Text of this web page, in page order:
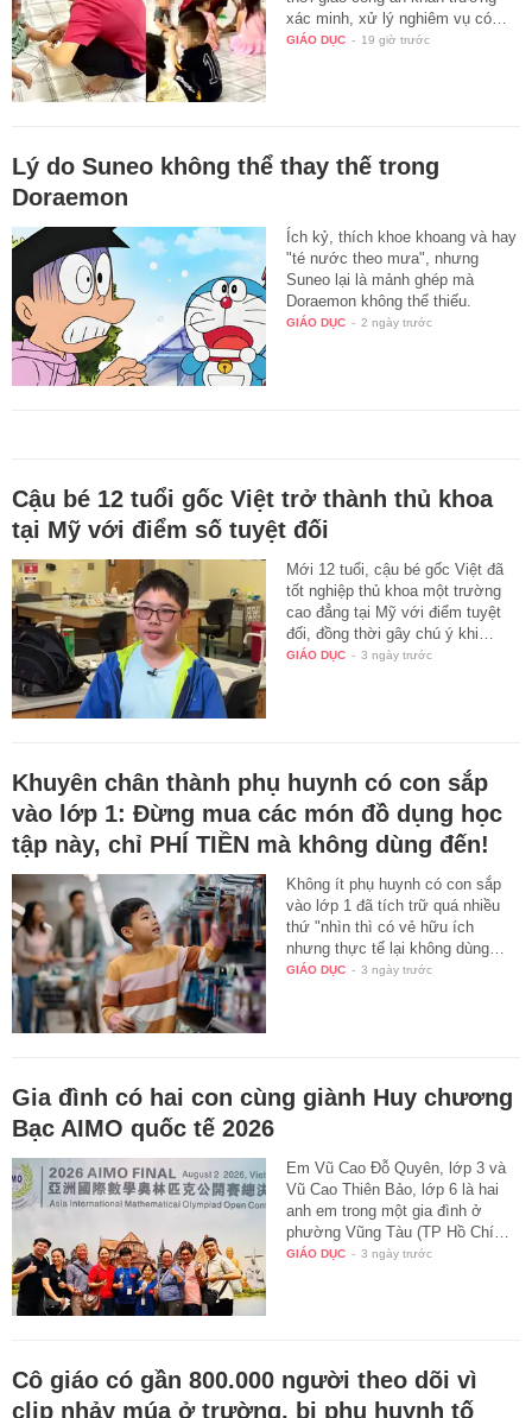
xác minh, xử lý nghiêm vụ có…
GIÁO DỤC - 19 giờ trước
Lý do Suneo không thể thay thế trong
Doraemon
Ích kỷ, thích khoe khoang và hay
"té nước theo mưa", nhưng
Suneo lại là mảnh ghép mà
Doraemon không thể thiếu.
GIÁO DỤC - 2 ngày trước
Cậu bé 12 tuổi gốc Việt trở thành thủ khoa
tại Mỹ với điểm số tuyệt đối
Mới 12 tuổi, cậu bé gốc Việt đã
tốt nghiệp thủ khoa một trường
cao đẳng tại Mỹ với điểm tuyệt
đối, đồng thời gây chú ý khi…
GIÁO DỤC - 3 ngày trước
Khuyên chân thành phụ huynh có con sắp
vào lớp 1: Đừng mua các món đồ dụng học
tập này, chỉ PHÍ TIỀN mà không dùng đến!
Không ít phụ huynh có con sắp
vào lớp 1 đã tích trữ quá nhiều
thứ "nhìn thì có vẻ hữu ích
nhưng thực tế lại không dùng…
GIÁO DỤC - 3 ngày trước
Gia đình có hai con cùng giành Huy chương
Bạc AIMO quốc tế 2026
Em Vũ Cao Đỗ Quyên, lớp 3 và
Vũ Cao Thiên Bảo, lớp 6 là hai
anh em trong một gia đình ở
phường Vũng Tàu (TP Hồ Chí…
GIÁO DỤC - 3 ngày trước
Cô giáo có gần 800.000 người theo dõi vì
clip nhảy múa ở trường, bị phụ huynh tố